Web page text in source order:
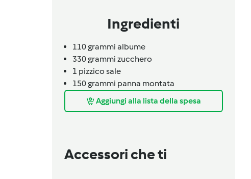
Ingredienti
110grammi albume
330grammi zucchero
1 pizzico sale
150grammi panna montata
Aggiungi alla lista della spesa
Accessori che ti